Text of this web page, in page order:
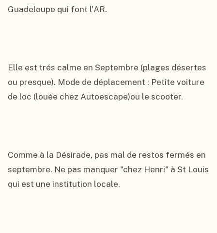
Guadeloupe qui font l'AR.
Elle est trés calme en Septembre (plages désertes
ou presque). Mode de déplacement : Petite voiture
de loc (louée chez Autoescape)ou le scooter.
Comme à la Désirade, pas mal de restos fermés en
septembre. Ne pas manquer "chez Henri" à St Louis
qui est une institution locale.